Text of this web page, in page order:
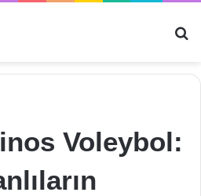
Voleybol: